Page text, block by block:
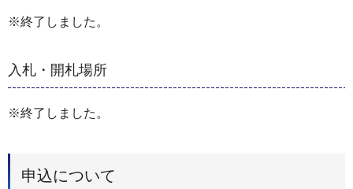
※終了しました。
入札・開札場所
※終了しました。
申込について